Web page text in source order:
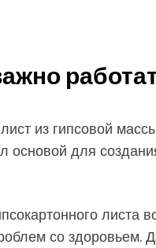
из гипсовой
основой для
со здоровьем.